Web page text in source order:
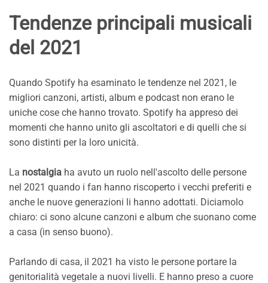
Tendenze principali musicali
del 2021
Quando Spotify ha esaminato le tendenze nel 2021, le
migliori canzoni, artisti, album e podcast non erano le
uniche cose che hanno trovato. Spotify ha appreso dei
momenti che hanno unito gli ascoltatori e di quelli che si
sono distinti per la loro unicità.
La nostalgia ha avuto un ruolo nell'ascolto delle persone
nel 2021 quando i fan hanno riscoperto i vecchi preferiti e
anche le nuove generazioni li hanno adottati. Diciamolo
chiaro: ci sono alcune canzoni e album che suonano come
a casa (in senso buono).
Parlando di casa, il 2021 ha visto le persone portare la
genitorialità vegetale a nuovi livelli. E hanno preso a cuore